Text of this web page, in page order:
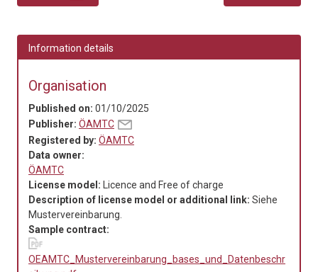
Information details
Organisation
Published on: 01/10/2025
Publisher: ÖAMTC
Registered by: ÖAMTC
Data owner:
ÖAMTC
License model:
Licence and Free of charge
Description of license model or additional link: Siehe
Mustervereinbarung.
Sample contract:
OEAMTC_Mustervereinbarung_bases_und_Datenbeschr